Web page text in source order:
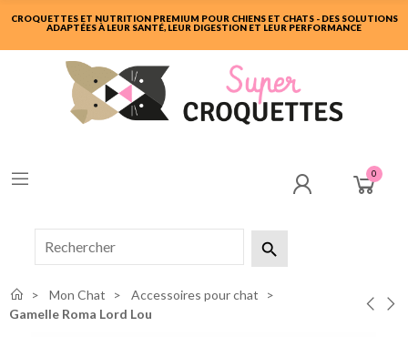
CROQUETTES ET NUTRITION PREMIUM POUR CHIENS ET CHATS - DES SOLUTIONS
ADAPTÉES À LEUR SANTÉ, LEUR DIGESTION ET LEUR PERFORMANCE
0

Mon Chat
Accessoires pour chat
Gamelle Roma Lord Lou